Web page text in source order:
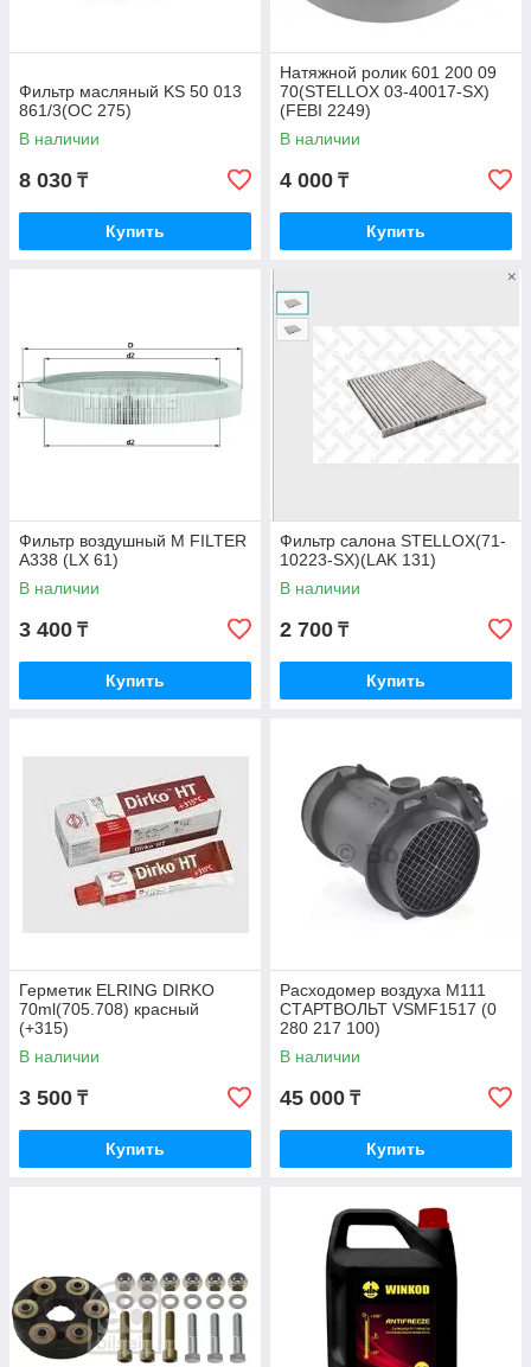
Фильтр масляный KS 50 013
861/3(OC 275)
В наличии
8 030 ₸
Купить
Натяжной ролик 601 200 09
70(STELLOX 03-40017-SX)
(FEBI 2249)
В наличии
4 000 ₸
Купить
Фильтр воздушный M FILTER
A338 (LX 61)
В наличии
3 400 ₸
Купить
Фильтр салона STELLOX(71-
10223-SX)(LAK 131)
В наличии
2 700 ₸
Купить
Герметик ELRING DIRKO
70ml(705.708) красный
(+315)
В наличии
3 500 ₸
Купить
Расходомер воздуха M111
СТАРТВОЛЬТ VSMF1517 (0
280 217 100)
В наличии
45 000 ₸
Купить